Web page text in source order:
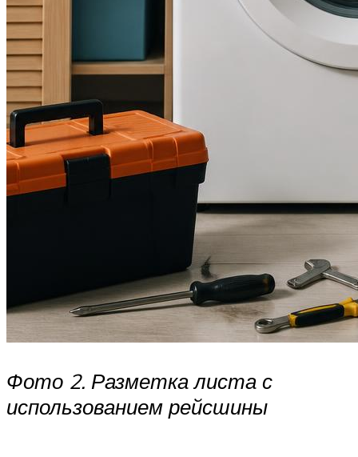
Фото 2. Разметка листа с
использованием рейсшины